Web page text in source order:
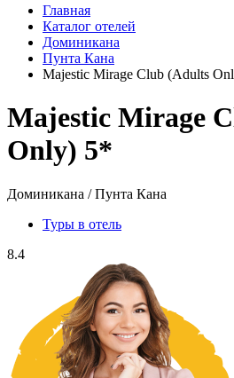
Главная
Каталог отелей
Доминикана
Пунта Кана
Majestic Mirage Club (Adults
Majestic Mirage
Only) 5*
Доминикана / Пунта Кана
Туры в отель
8.4